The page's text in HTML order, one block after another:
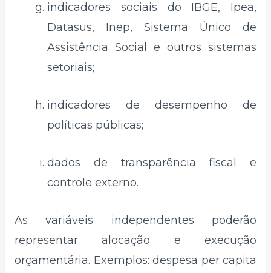
indicadores sociais do IBGE, Ipea,
Datasus, Inep, Sistema Único de
Assistência Social e outros sistemas
setoriais;
indicadores de desempenho de
políticas públicas;
dados de transparência fiscal e
controle externo.
As variáveis independentes poderão
representar alocação e execução
orçamentária. Exemplos: despesa per capita